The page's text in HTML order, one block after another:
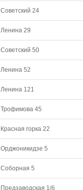
Советский 24
Ленина 29
Советский 50
Ленина 52
Ленина 121
Трофимова 45
Красная горка 22
Орджоникидзе 5
Соборная 5
Предзаводская 1/б